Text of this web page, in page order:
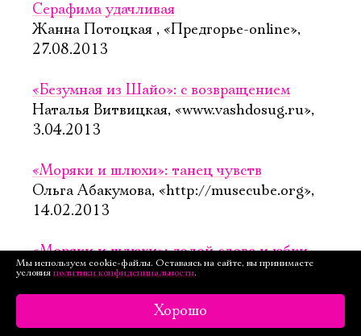
Серафима удачливая
Жанна Потоцкая , «Предгорье-online»,
27.08.2013
«Безумная из Шайо»: с возвращением
Наталья Витвицкая, «www.vashdosug.ru»,
3.04.2013
«Моряки и шлюхи»: танец чувств
Ольга Абакумова, «http://musecube.org»,
14.02.2013
«Моряки и шлюхи»: долой слова и юбки
Анна Балуева, 17.01.2013
«Моряки и шлюхи»: танцуют все
Наталья Витвицкая, «vashdosug.ru»,
Мы используем cookie-файлы. Оставаясь на сайте, вы принимаете
условия политики конфиденциальности.
Хорошо